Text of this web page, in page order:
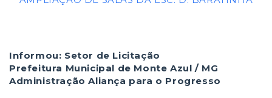
Informou: Setor de Licitação
Prefeitura Municipal de Monte Azul / MG
Administração Aliança para o Progresso